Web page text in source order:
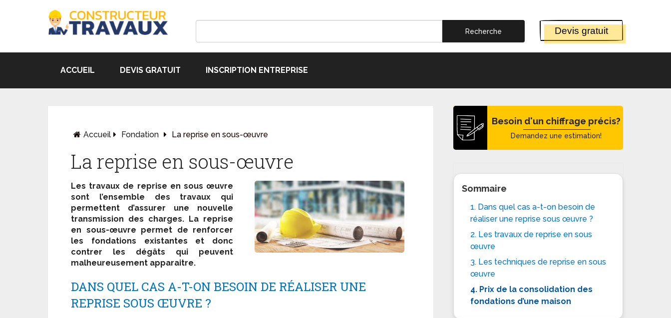
Devis gratuit
ACCUEIL DEVIS GRATUIT INSCRIPTION ENTREPRISE
Accueil Fondation La reprise en sous-œuvre
La reprise en sous-œuvre
Les travaux de reprise en sous œuvre
sont l’ensemble des travaux qui
permettent d’assurer une nouvelle
transmission des charges. La reprise
en sous-œuvre permet de renforcer
les fondations existantes et donc
contrer les dégâts qui peuvent
malheureusement apparaitre.
DANS QUEL CAS A-T-ON BESOIN DE RÉALISER UNE
REPRISE SOUS ŒUVRE ?
Besoin d'un chiffrage précis?
Demandez une estimation!
Sommaire
1. Dans quel cas a-t-on besoin de
réaliser une reprise sous œuvre ?
2. Les travaux de reprise en sous
œuvre
3. Les techniques de reprise en sous
œuvre
4. Prix de la consolidation des
fondations d’une maison